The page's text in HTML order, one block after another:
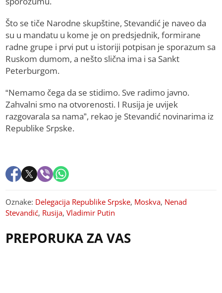
Što se tiče Narodne skupštine, Stevandić je naveo da
su u mandatu u kome je on predsjednik, formirane
radne grupe i prvi put u istoriji potpisan je sporazum sa
Ruskom dumom, a nešto slična ima i sa Sankt
Peterburgom.
“Nemamo čega da se stidimo. Sve radimo javno.
Zahvalni smo na otvorenosti. I Rusija je uvijek
razgovarala sa nama”, rekao je Stevandić novinarima iz
Republike Srpske.
Oznake: Delegacija Republike Srpske, Moskva, Nenad
Stevandić, Rusija,Vladimir Putin
PREPORUKA ZA VAS